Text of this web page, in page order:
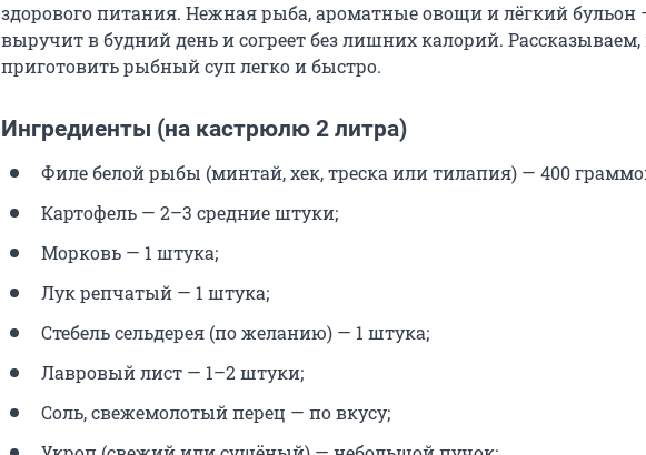
здорового питания. Нежная рыба, ароматные овощи и лёгкий бульон
выручит в будний день и согреет без лишних калорий. Рассказываем,
приготовить рыбный суп легко и быстро.
Ингредиенты (на кастрюлю 2 литра)
Филе белой рыбы (минтай, хек, треска или тилапия) — 400
Картофель — 2–3 средние штуки;
Морковь — 1 штука;
Лук репчатый — 1 штука;
Стебель сельдерея (по желанию) — 1 штука;
Лавровый лист — 1–2 штуки;
Соль, свежемолотый перец — по вкусу;